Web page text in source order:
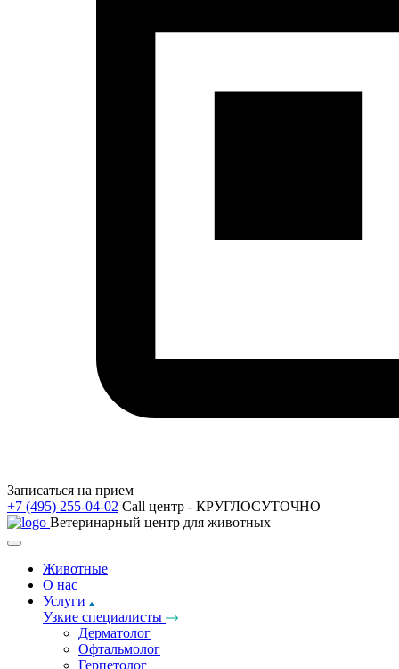
Записаться на прием
+7 (495) 255-04-02 Call центр - КРУГЛОСУТОЧНО
Ветеринарный центр для животных
Животные
О нас
Услуги
Узкие специалисты
Дерматолог
Офтальмолог
Герпетолог